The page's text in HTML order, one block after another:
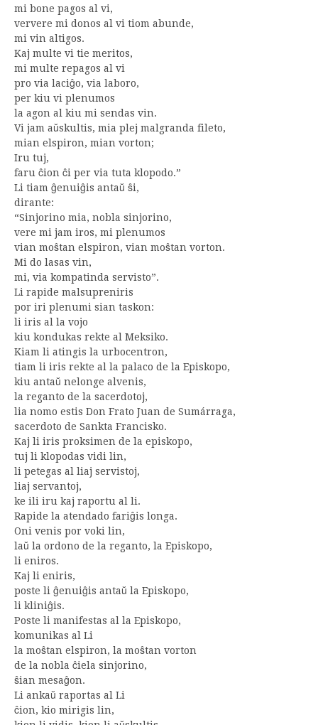
mi bone pagos al vi,
ververe mi donos al vi tiom abunde,
mi vin altigos.
Kaj multe vi tie meritos,
mi multe repagos al vi
pro via laciĝo, via laboro,
per kiu vi plenumos
la agon al kiu mi sendas vin.
Vi jam aŭskultis, mia plej malgranda fileto,
mian elspiron, mian vorton;
Iru tuj,
faru ĉion ĉi per via tuta klopodo.”
Li tiam ĝenuiĝis antaŭ ŝi,
dirante:
“Sinjorino mia, nobla sinjorino,
vere mi jam iros, mi plenumos
vian moŝtan elspiron, vian moŝtan vorton.
Mi do lasas vin,
mi, via kompatinda servisto”.
Li rapide malsupreniris
por iri plenumi sian taskon:
li iris al la vojo
kiu kondukas rekte al Meksiko.
Kiam li atingis la urbocentron,
tiam li iris rekte al la palaco de la Episkopo,
kiu antaŭ nelonge alvenis,
la reganto de la sacerdotoj,
lia nomo estis Don Frato Juan de Sumárraga,
sacerdoto de Sankta Francisko.
Kaj li iris proksimen de la episkopo,
tuj li klopodas vidi lin,
li petegas al liaj servistoj,
liaj servantoj,
ke ili iru kaj raportu al li.
Rapide la atendado fariĝis longa.
Oni venis por voki lin,
laŭ la ordono de la reganto, la Episkopo,
li eniros.
Kaj li eniris,
poste li ĝenuiĝis antaŭ la Episkopo,
li kliniĝis.
Poste li manifestas al la Episkopo,
komunikas al Li
la moŝtan elspiron, la moŝtan vorton
de la nobla ĉiela sinjorino,
ŝian mesaĝon.
Li ankaŭ raportas al Li
ĉion, kio mirigis lin,